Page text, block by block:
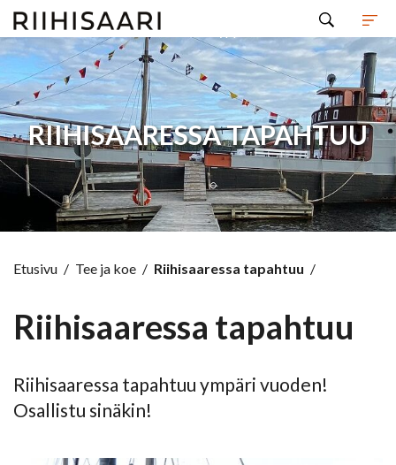
RIIHISAARESSA TAPAHTUU
Etusivu / Tee ja koe / Riihisaaressa tapahtuu /
Riihisaaressa tapahtuu
Riihisaaressa tapahtuu ympäri vuoden!
Osallistu sinäkin!